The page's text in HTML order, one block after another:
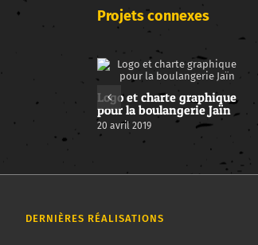
Projets connexes
Logo et charte graphique
pour la boulangerie Jaïn
20 avril 2019
DERNIÈRES RÉALISATIONS